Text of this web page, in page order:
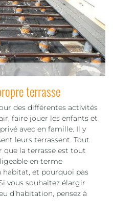
terrasse
des différentes activités
faire jouer les enfants et
avec en famille. Il y
leurs terrassent. Tout
la terrasse est tout
en terme
habitat, et pourquoi pas
vous souhaitez élargir
d’habitation, pensez à